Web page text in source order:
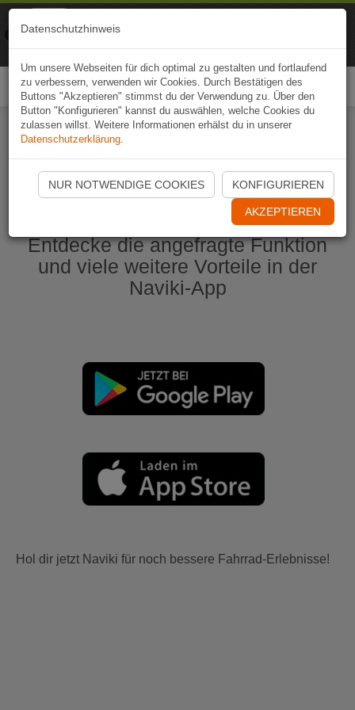
Naviki App jetzt öffnen
Entdecke die angefragte Funktion
und viele weitere Vorteile in der
Naviki-App
Hol dir jetzt Naviki für noch bessere Fahrrad-Erlebnisse!
Datenschutzhinweis
Um unsere Webseiten für dich optimal zu gestalten und fortlaufend
zu verbessern, verwenden wir Cookies. Durch Bestätigen des
Buttons "Akzeptieren" stimmst du der Verwendung zu. Über den
Button "Konfigurieren" kannst du auswählen, welche Cookies du
zulassen willst. Weitere Informationen erhälst du in unserer
Datenschutzerklärung.
NUR NOTWENDIGE COOKIES KONFIGURIEREN
AKZEPTIEREN
Naviki